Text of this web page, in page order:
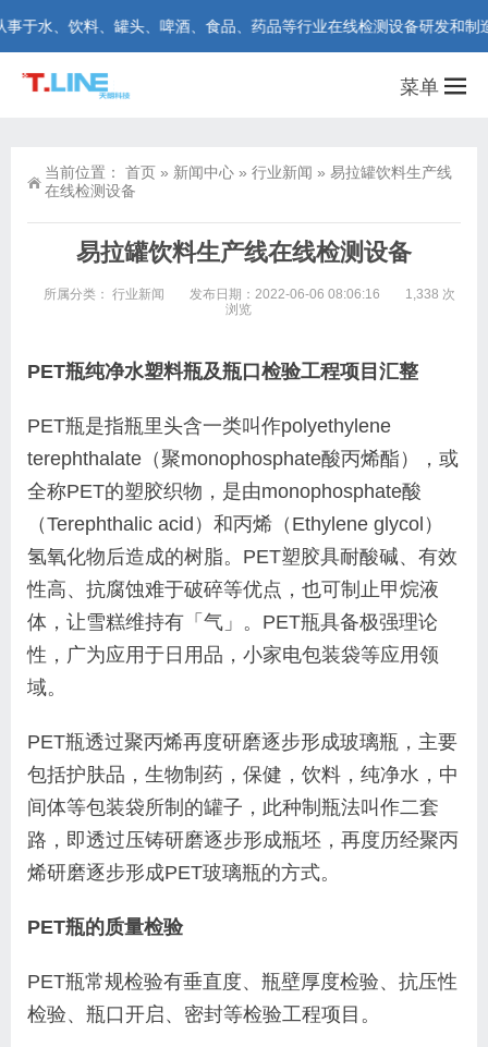
水、饮料、罐头、啤酒、食品、药品等行业在线检测设备研发和制造
菜单
当前位置： 首页 » 新闻中心 » 行业新闻 » 易拉罐饮料生产线
在线检测设备
易拉罐饮料生产线在线检测设备
所属分类： 行业新闻 发布日期：2022-06-06 08:06:16
1,338 次
浏览
PET瓶纯净水塑料瓶及瓶口检验工程项目汇整
PET瓶是指瓶里头含一类叫作polyethylene
terephthalate （聚monophosphate酸丙烯酯 ），或
全称PET的塑胶织物，是由monophosphate酸
（Terephthalic acid ）和丙烯 （Ethylene glycol）
氢氧化物后造成的树脂。 PET塑胶具耐酸碱、有效
性高、抗腐蚀难于破碎等优点，也可制止甲烷液
体，让雪糕维持有「气」。PET瓶具备极强理论
性，广为应用于日用品，小家电包装袋等应用领
域。
PET瓶透过聚丙烯再度研磨逐步形成玻璃瓶，主要
包括护肤品，生物制药，保健，饮料，纯净水，中
间体等包装袋所制的罐子，此种制瓶法叫作二套
路，即透过压铸研磨逐步形成瓶坯，再度历经聚丙
烯研磨逐步形成PET玻璃瓶的方式。
PET瓶的质量检验
PET瓶常规检验有垂直度、瓶壁厚度检验、抗压性
检验、瓶口开启、密封等检验工程项目。